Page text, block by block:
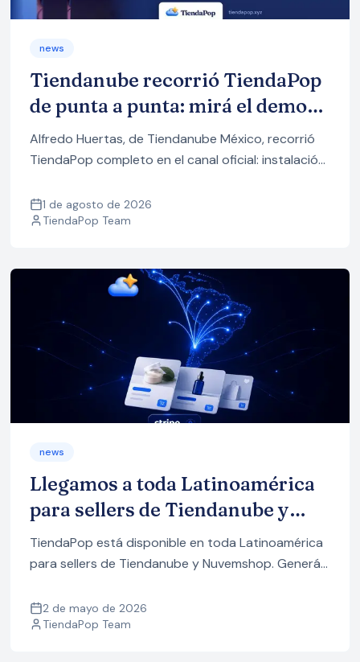
news
Tiendanube recorrió TiendaPop
de punta a punta: mirá el demo
completo
Alfredo Huertas, de Tiendanube México, recorrió
TiendaPop completo en el canal oficial: instalación,
tienda. Mirá el demo.
1 de agosto de 2026
TiendaPop Team
news
Llegamos a toda Latinoamérica
para sellers de Tiendanube y
Nuvemshop
TiendaPop está disponible en toda Latinoamérica
para sellers de Tiendanube y Nuvemshop. Generá
click, sin sesión de fotos ni diseñador.
2 de mayo de 2026
TiendaPop Team